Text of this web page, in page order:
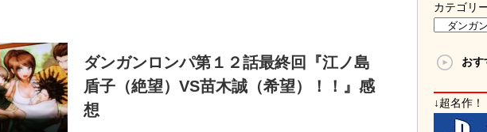
ダンガンロンパ第１２話最終回『江ノ島
盾子（絶望）VS苗木誠（希望）！！』感
想
カテゴリ
お
↓超名作！